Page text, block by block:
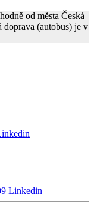
od města Česká
(autobus) je v
Linkedin